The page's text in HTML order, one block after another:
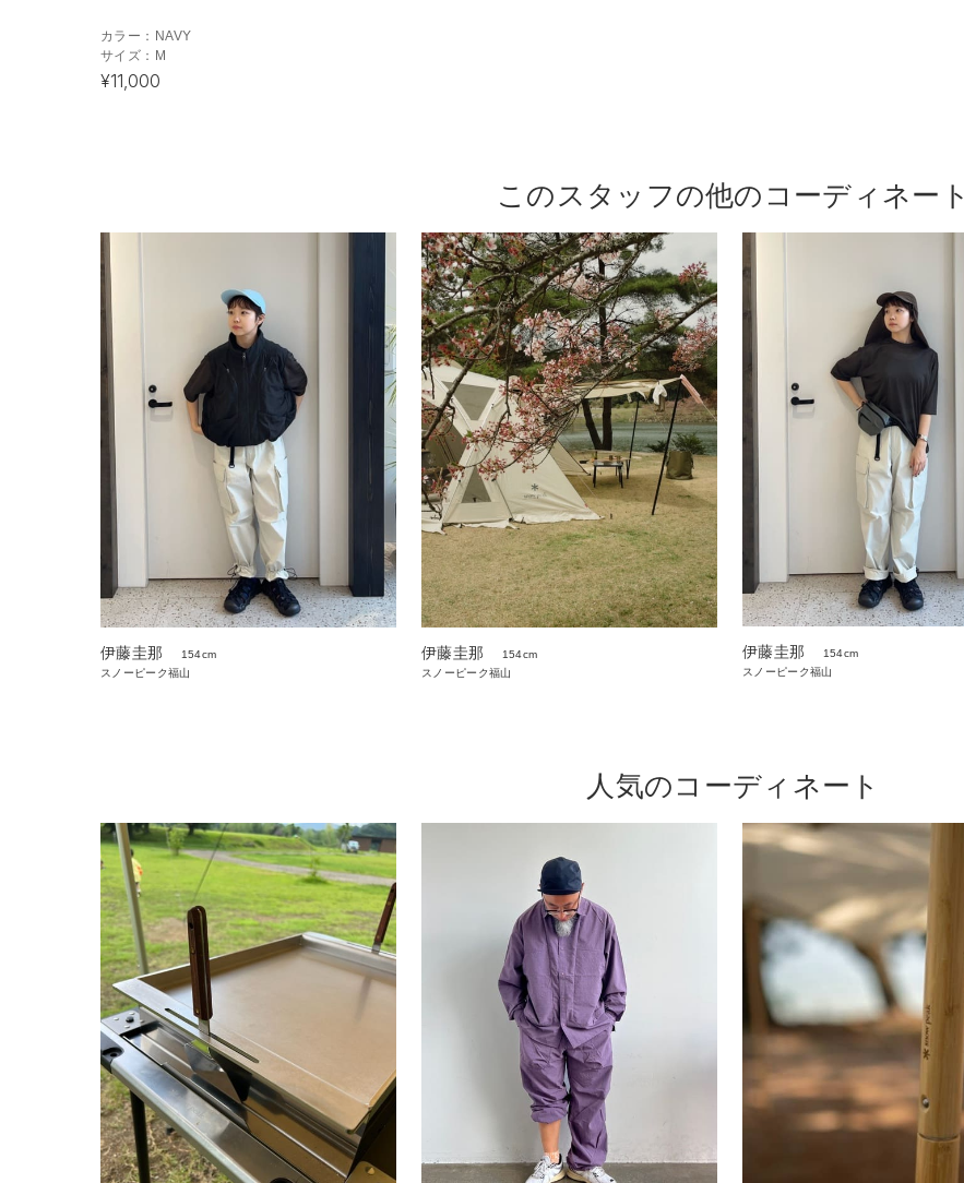
カラー： NAVY
サイズ： M
¥11,000
このスタッフの他のコーディネート
伊藤圭那
154cm
スノーピーク福山
伊藤圭那
154cm
スノーピーク福山
伊藤圭那
154cm
スノーピーク福山
人気のコーディネート